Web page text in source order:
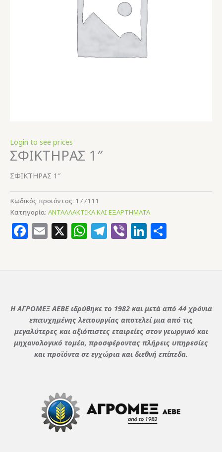
Login to see prices
ΣΦΙΚΤΗΡΑΣ 1″
ΣΦΙΚΤΗΡΑΣ 1″
Κωδικός προϊόντος: 177111
Κατηγορία: ΑΝΤΑΛΛΑΚΤΙΚΑ ΚΑΙ ΕΞΑΡΤΗΜΑΤΑ
Facebook
Email
X WhatsApp
Telegram
ViberLinkedIn
Η ΑΓΡΟΜΕΞ ΑΕΒΕ ιδρύθηκε το 1982 και μετά από 44 χρόνια
επιτυχημένης λειτουργίας αποτελεί μια από τις
μεγαλύτερες και αξιόπιστες εταιρείες στον γεωργικό και
μηχανολογικό τομέα, προσφέροντας πλήρεις υπηρεσίες
και προϊόντα σε εγχώρια και διεθνή επίπεδα.